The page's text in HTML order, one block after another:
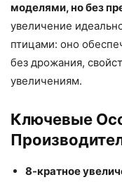
моделями, но без
увеличение
птицами: оно
без дрожания,
увеличениям.
Ключевые
8-кратное